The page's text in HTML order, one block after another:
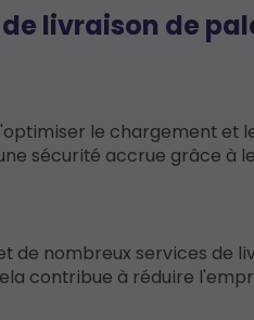
livraison de
le chargement et
sécurité accrue grâce à
de nombreux services de
contribue à réduire